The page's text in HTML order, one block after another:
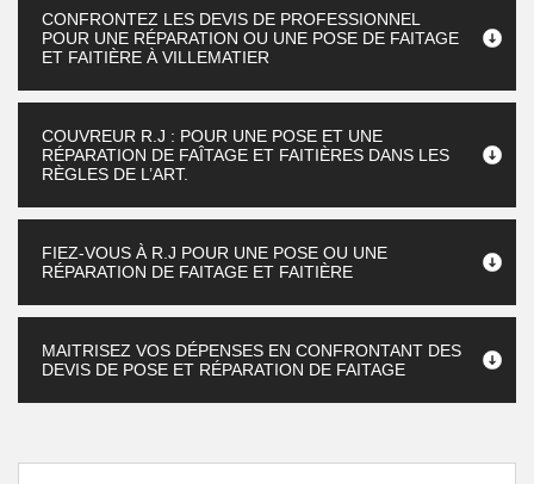
CONFRONTEZ LES DEVIS DE PROFESSIONNEL
POUR UNE RÉPARATION OU UNE POSE DE FAITAGE
ET FAITIÈRE À VILLEMATIER
COUVREUR R.J : POUR UNE POSE ET UNE
RÉPARATION DE FAÎTAGE ET FAITIÈRES DANS LES
RÈGLES DE L’ART.
FIEZ-VOUS À R.J POUR UNE POSE OU UNE
RÉPARATION DE FAITAGE ET FAITIÈRE
MAITRISEZ VOS DÉPENSES EN CONFRONTANT DES
DEVIS DE POSE ET RÉPARATION DE FAITAGE